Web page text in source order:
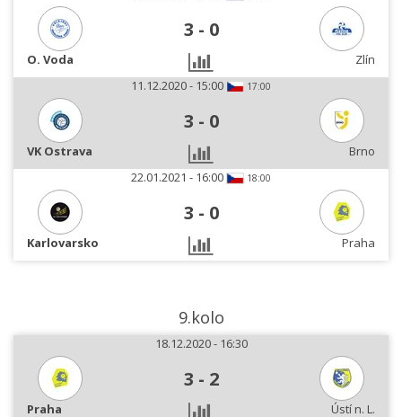
3 - 0
O. Voda
Zlín
11.12.2020 - 15:00
17:00
3 - 0
VK Ostrava
Brno
22.01.2021 - 16:00
18:00
3 - 0
Karlovarsko Praha
9.kolo
18.12.2020 - 16:30
3 - 2
Praha
Ústí n. L.